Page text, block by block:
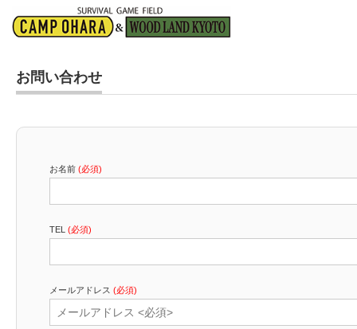
お問い合わせ
お名前 (必須)
TEL (必須)
メールアドレス (必須)